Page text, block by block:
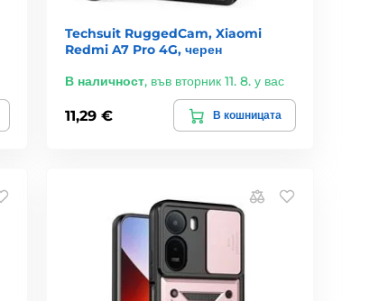
Techsuit RuggedCam, Xiaomi
Redmi A7 Pro 4G, черен
В наличност, във вторник 11. 8. у вас
11,29 € В кошницата